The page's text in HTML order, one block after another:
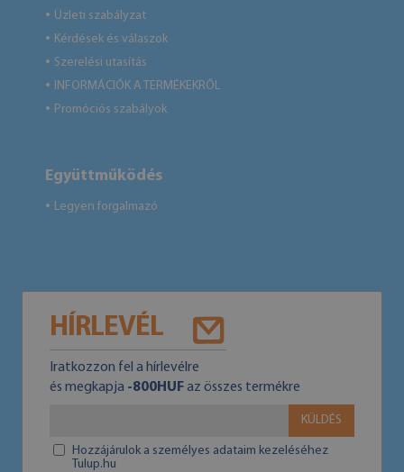
● Üzleti szabályzat
● Kérdések és válaszok
● Szerelési utasítás
● INFORMÁCIÓK A TERMÉKEKRŐL
● Promóciós szabályok
Együttműködés
● Legyen forgalmazó
HÍRLEVÉL
Iratkozzon fel a hírlevélre
és megkapja -800HUFaz összes termékre
KÜLDÉS
Hozzájárulok a személyes adataim kezeléséhez
Tulup.hu